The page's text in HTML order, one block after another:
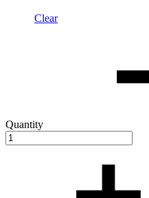
Clear
Quantity